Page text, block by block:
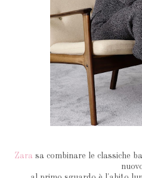
Zara sa combinare le classiche